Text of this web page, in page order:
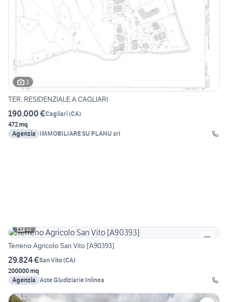
3
TER. RESIDENZIALE A CAGLIARI
190.000 €Cagliari(CA)
472 mq
Agenzia
IMMOBILIARE SU PLANU srl
12
Terreno Agricolo San Vito [A90393]
29.824 €San Vito(CA)
200000 mq
Agenzia Aste Giudiziarie Inlinea